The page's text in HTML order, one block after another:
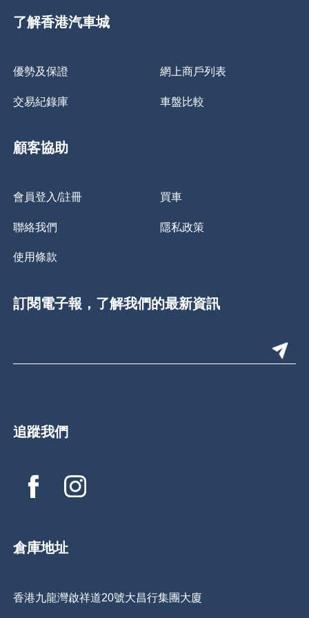
了解香港汽車城
優勢及保證 網上商戶列表
交易紀錄庫 車盤比較
顧客協助
會員登入/註冊 買車
聯絡我們 隱私政策
使用條款
訂閱電子報，了解我們的最新資訊
追蹤我們
倉庫地址
香港九龍灣啟祥道20號大昌行集團大廈